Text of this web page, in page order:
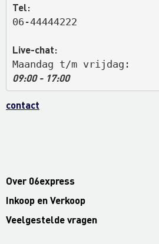
Tel:
06-44444222
Live-chat:
Maandag t/m vrijdag:
09:00 - 17:00
contact
Over 06express
Inkoop en Verkoop
Veelgestelde vragen